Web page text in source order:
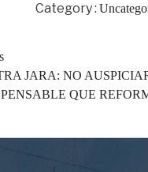
Category :
JARA: NO
QUE